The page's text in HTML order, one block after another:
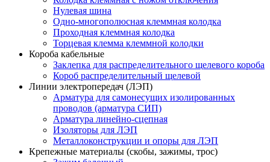
Нулевая шина
Одно-многополюсная клеммная колодка
Проходная клеммная колодка
Торцевая клемма клеммной колодки
Короба кабельные
Заклепка для распределительного щелевого короба
Короб распределительный щелевой
Линии электропередач (ЛЭП)
Арматура для самонесущих изолированных
проводов (арматура СИП)
Арматура линейно-сцепная
Изоляторы для ЛЭП
Металлоконструкции и опоры для ЛЭП
Крепежные материалы (скобы, зажимы, трос)